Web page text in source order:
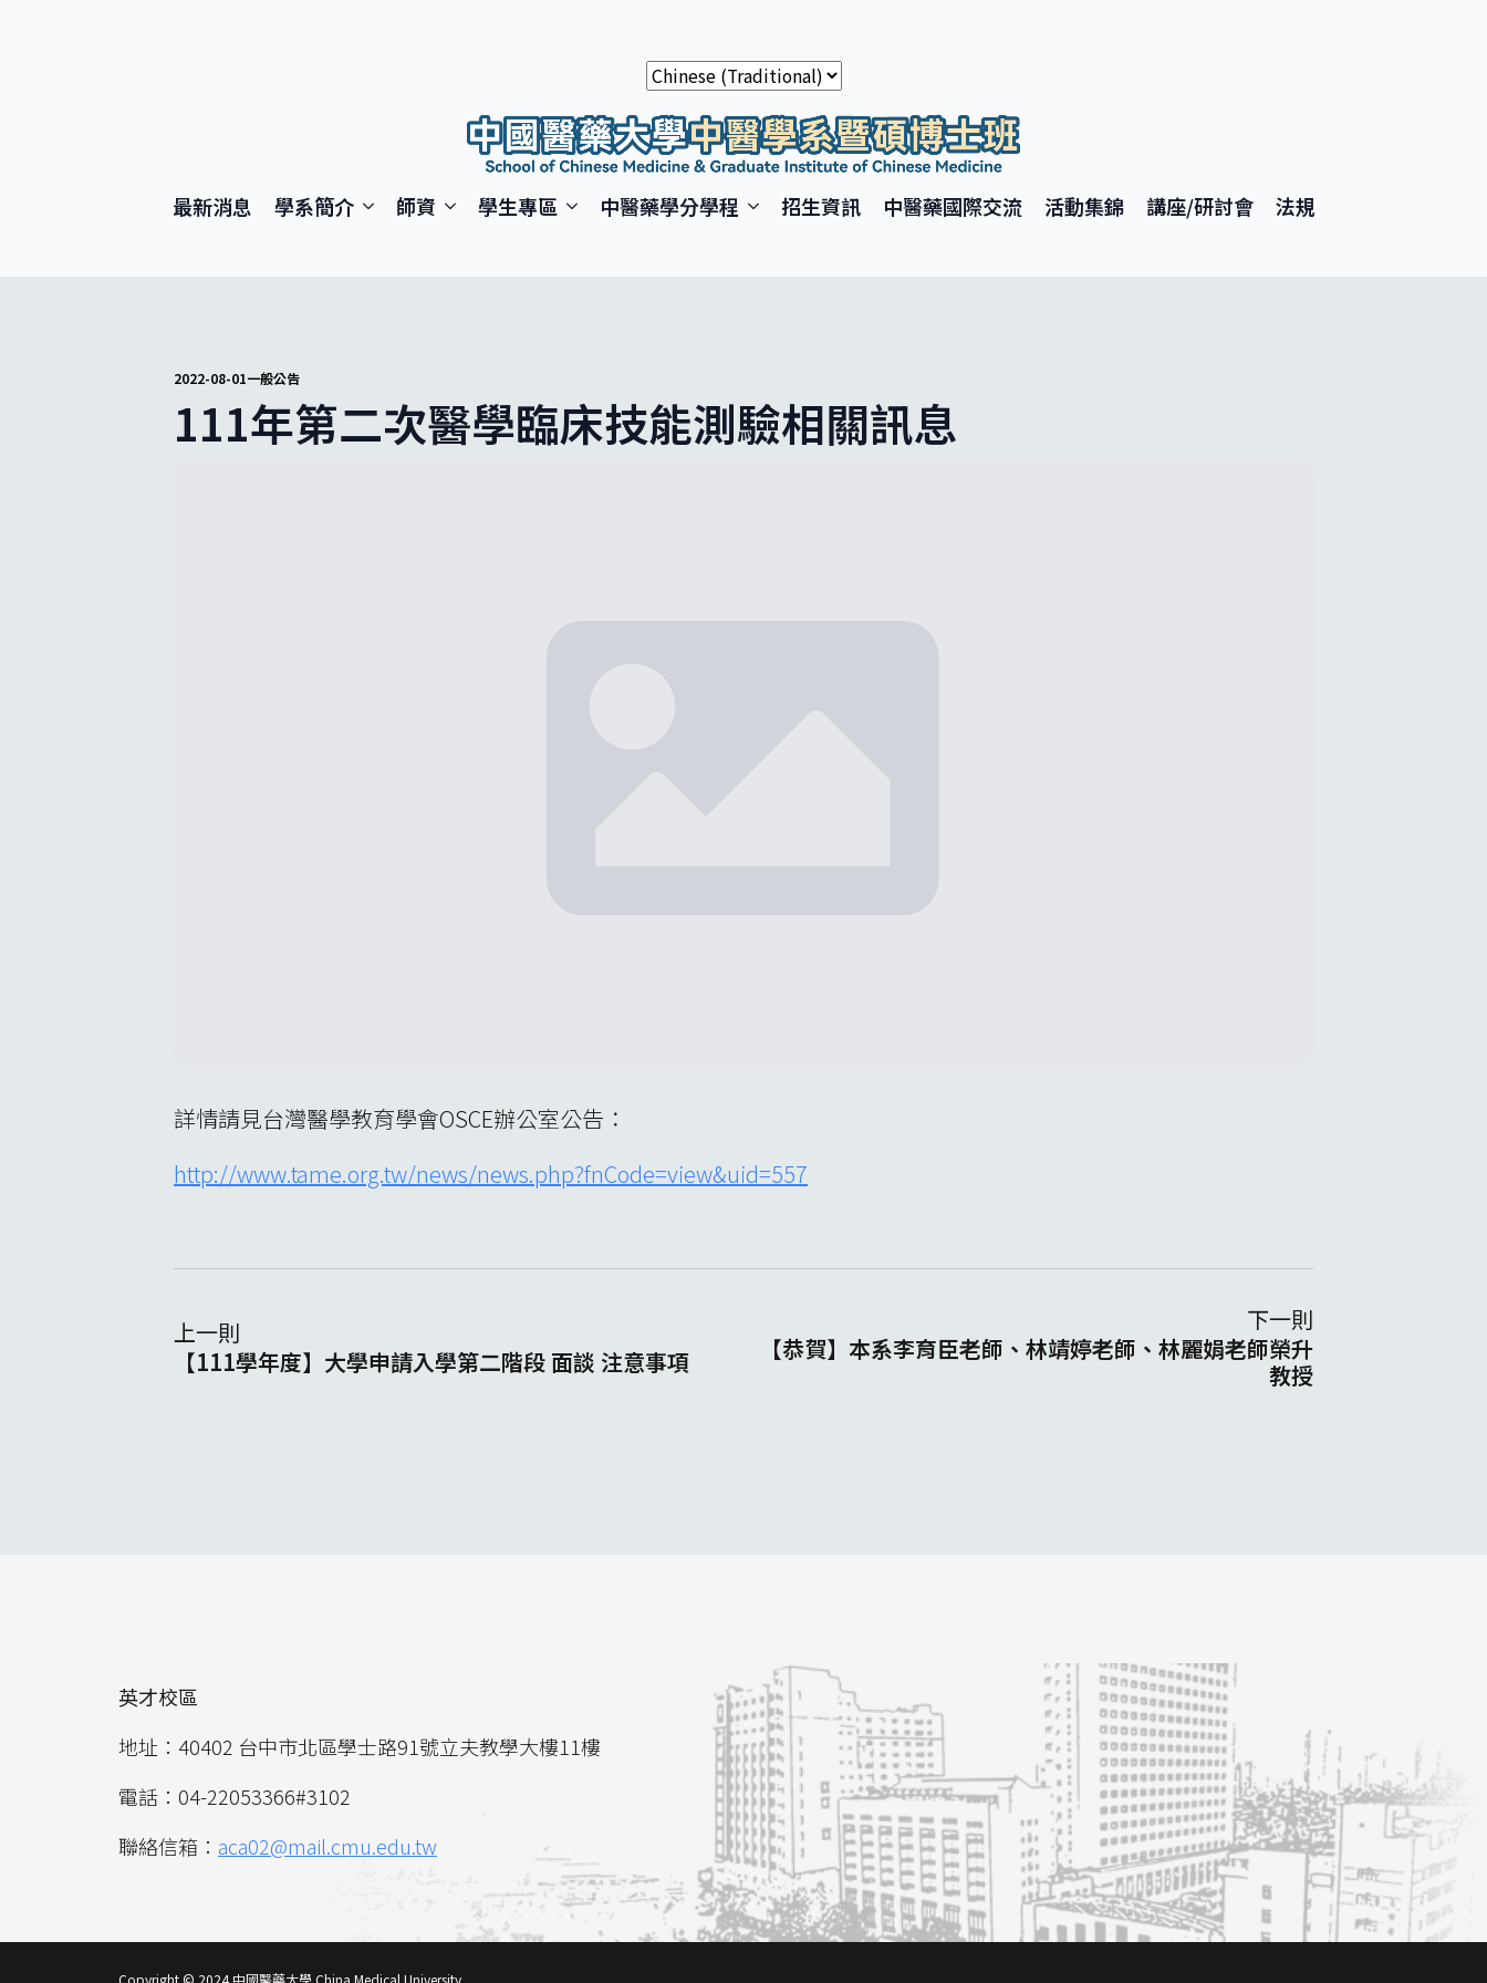
最新消息 學系簡介 師資 學生專區 中醫藥學分學程 招生資訊 中醫藥國際交流 活動集錦 講座/研討會 法規
2022-08-01一般公告
111年第二次醫學臨床技能測驗相關訊息
詳情請見台灣醫學教育學會OSCE辦公室公告：
http://www.tame.org.tw/news/news.php?fnCode=view&uid=557
上一則
【111學年度】大學申請入學第二階段 面談 注意事項
下一則
【恭賀】本系李育臣老師、林靖婷老師、林麗娟老師榮升
教授
英才校區
地址：40402 台中市北區學士路91號立夫教學大樓11樓
電話：04-22053366#3102
聯絡信箱： aca02@mail.cmu.edu.tw
Copyright © 2024 中國醫藥大學 China Medical University